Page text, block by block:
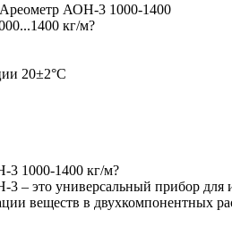
Ареометр АОН-3 1000-1400
кг/м?
20±2°С
3 1000-1400 кг/м?
– это универсальный прибор для
веществ в двухкомпонентных